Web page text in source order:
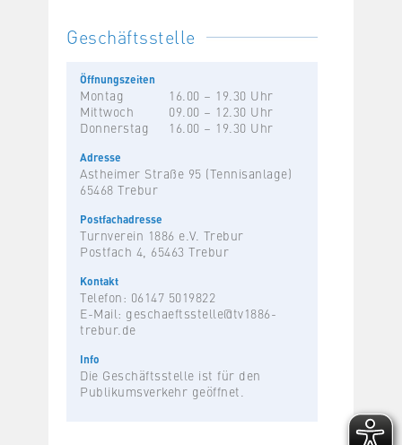
Geschäftsstelle
Öffnungszeiten
Montag
16.00 – 19.30 Uhr
Mittwoch
09.00 – 12.30 Uhr
Donnerstag
16.00 – 19.30 Uhr
Adresse
Astheimer Straße 95 (Tennisanlage)
65468 Trebur
Postfachadresse
Turnverein 1886 e.V. Trebur
Postfach 4, 65463 Trebur
Kontakt
Telefon: 06147 5019822
E-Mail: geschaeftsstelle@tv1886-
trebur.de
Info
Die Geschäftsstelle ist für den
Publikumsverkehr geöffnet.